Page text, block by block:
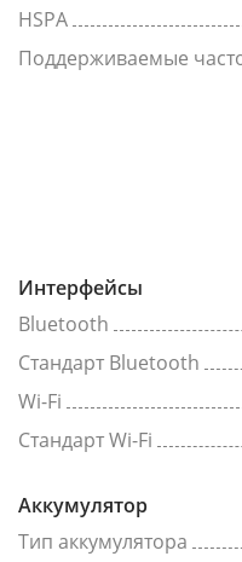
HSPA
Поддерживаемые
Интерфейсы
Bluetooth
Стандарт Bluetooth
Wi-Fi
Стандарт Wi-Fi
Аккумулятор
Тип аккумулятора